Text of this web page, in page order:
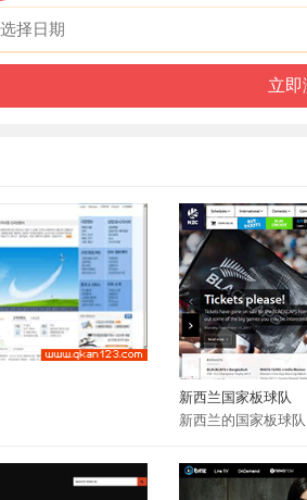
新西兰国家板球队
新西兰的国家板球队